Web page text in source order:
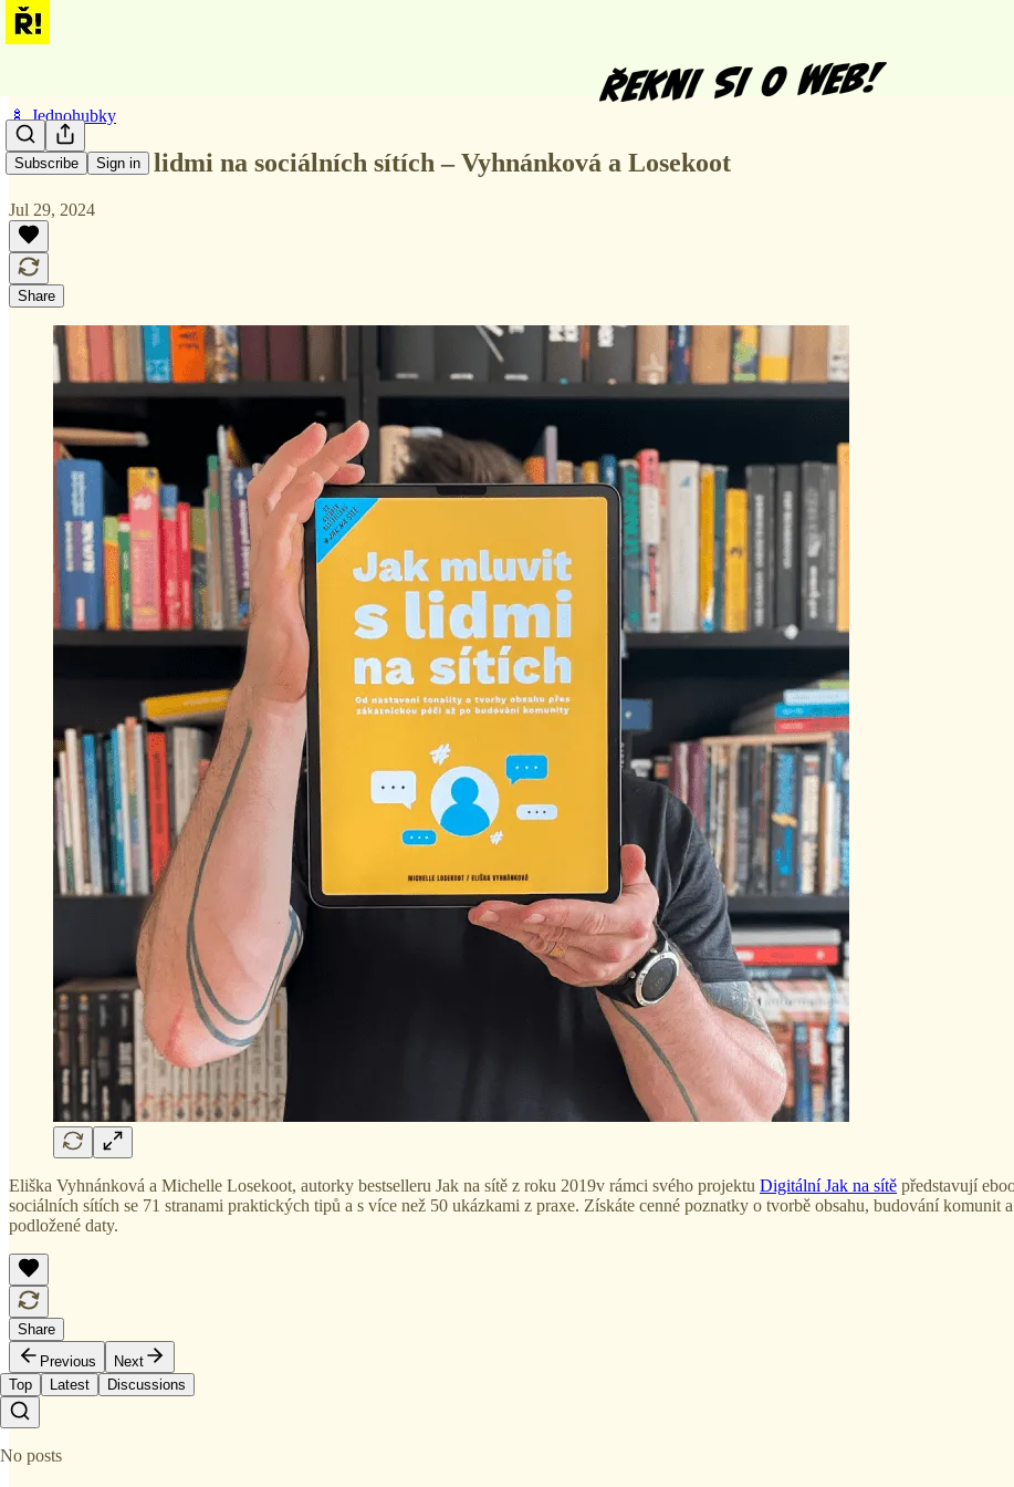
Subscribe Sign in
🍢 Jednohubky
Jak mluvit s lidmi na sociálních sítích – Vyhnánková a Losekoot
Jul 29, 2024
Share
Eliška Vyhnánková a Michelle Losekoot, autorky bestselleru Jak na sítě z roku 2019v rámci svého projektu Digitální Jak na sítě představují
sociálních sítích se 71 stranami praktických tipů a s více než 50 ukázkami z praxe. Získáte cenné poznatky o tvorbě obsahu, budování komunit
podložené daty.
Share
Previous
Next
Top
Latest Discussions
No posts